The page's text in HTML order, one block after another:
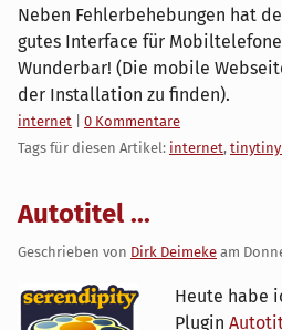
Neben Fehlerbehebungen hat
gutes Interface für
Wunderbar! (Die mobile
der Installation zu finden).
Kategorien:
internet
0 Kommentare
Tags für diesen Artikel: internet,
Autotitel ...
Geschrieben von Dirk Deimeke am
Heute habe
Plugin